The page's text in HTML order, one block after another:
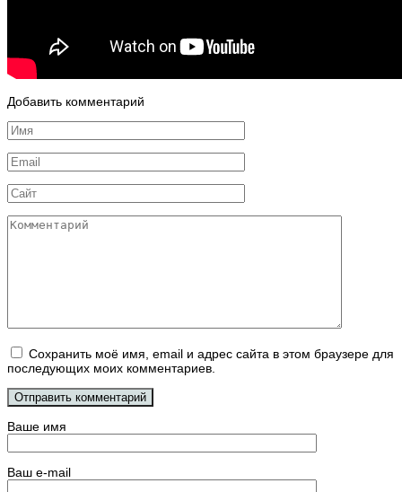
Добавить комментарий
Имя
*
Email
*
Сайт
Комментарий
Сохранить моё имя, email и адрес сайта в этом браузере для
последующих моих комментариев.
Ваше имя
Ваш e-mail